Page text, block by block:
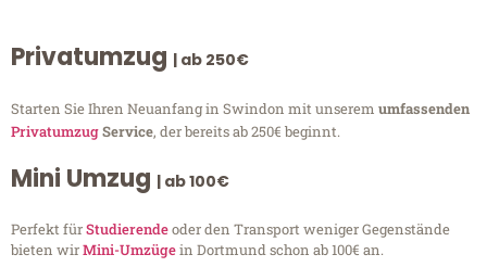
Privatumzug | ab 250€
Starten Sie Ihren Neuanfang in Swindon mit unserem umfassenden
PrivatumzugService, der bereits ab 250€ beginnt.
Mini Umzug | ab 100€
Perfekt fürStudierendeoder den Transport weniger Gegenstände
bieten wirMini-Umzügein Dortmund schon ab 100€ an.